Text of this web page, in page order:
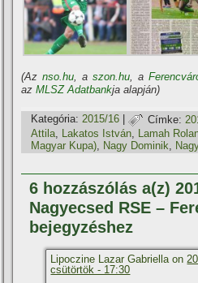
(Aznso.hu, aszon.hu, a
azMLSZ Adatbankja alapján)
Kategória: 2015/16 | Címke:
Attila, Lakatos István, Lamah
Magyar Kupa), Nagy Dominik,
6 hozzászólás a(z)
Nagyecsed RSE –
bejegyzéshez
Lipoczine Lazar Gabriella on
csütörtök - 17:30